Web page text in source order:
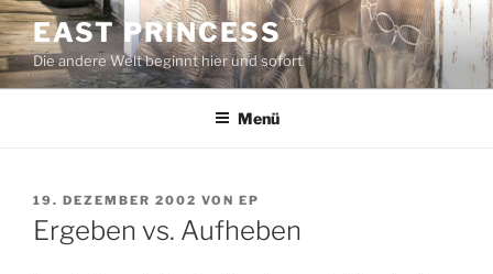
Zum
Inhalt
springen
EAST PRINCESS
Die andere Welt beginnt hier und sofort
Menü
VERÖFFENTLICHT
AM
19. DEZEMBER 2002 VON EP
Ergeben vs. Aufheben